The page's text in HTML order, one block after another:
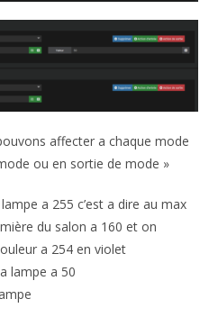
affecter a chaque mode
ou en sortie de mode »
a 255 c’est a dire au max
du salon a 160 et on
a 254 en violet
lampe a 50